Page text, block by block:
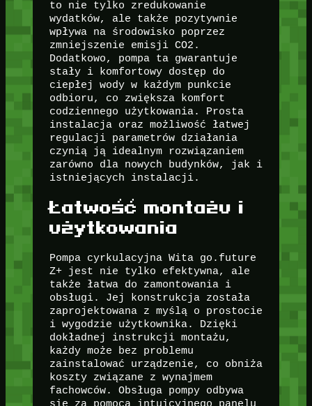
to nie tylko zredukowanie
wydatków, ale także pozytywnie
wpływa na środowisko poprzez
zmniejszenie emisji CO2.
Dodatkowo, pompa ta gwarantuje
stały i komfortowy dostęp do
ciepłej wody w każdym punkcie
odbioru, co zwiększa komfort
codziennego użytkowania. Prosta
instalacja oraz możliwość łatwej
regulacji parametrów działania
czynią ją idealnym rozwiązaniem
zarówno dla nowych budynków, jak i
istniejących instalacji.
Łatwość montażu i
użytkowania
Pompa cyrkulacyjna Wita go.future
Z+ jest nie tylko efektywna, ale
także łatwa do zamontowania i
obsługi. Jej konstrukcja została
zaprojektowana z myślą o prostocie
i wygodzie użytkownika. Dzięki
dokładnej instrukcji montażu,
każdy może bez problemu
zainstalować urządzenie, co obniża
koszty związane z wynajmem
fachowców. Obsługa pompy odbywa